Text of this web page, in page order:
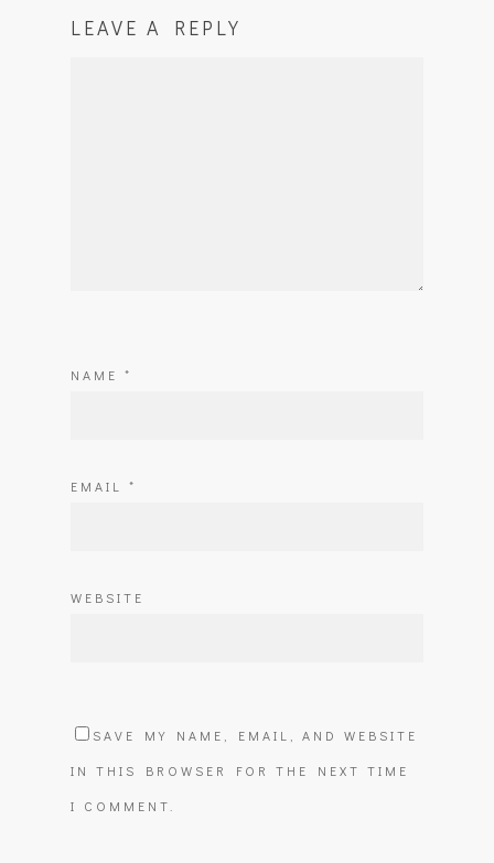
LEAVE A REPLY
NAME *
EMAIL *
WEBSITE
SAVE MY NAME, EMAIL, AND WEBSITE
IN THIS BROWSER FOR THE NEXT TIME
I COMMENT.